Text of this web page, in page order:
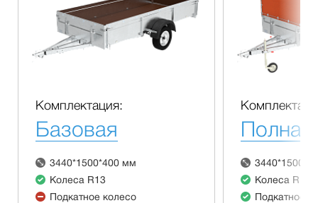
Комплектация:
Базовая
3440*1500*400 мм
Колеса R13
Подкатное колесо
Полная
Колеса R13
Подкатное